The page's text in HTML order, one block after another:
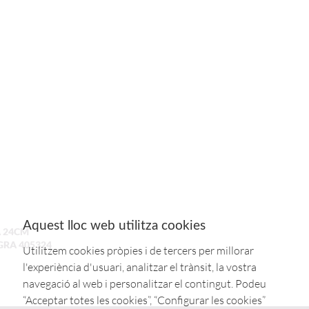
24CM
405324
Aquest lloc web utilitza cookies
Utilitzem cookies pròpies i de tercers per millorar
l'experiència d'usuari, analitzar el trànsit, la vostra
navegació al web i personalitzar el contingut. Podeu
“Acceptar totes les cookies”, “Configurar les cookies”